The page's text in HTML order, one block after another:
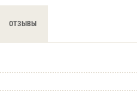
ОТЗЫВЫ